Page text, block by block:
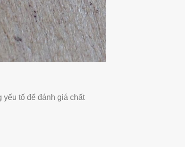
tố để đánh giá chất